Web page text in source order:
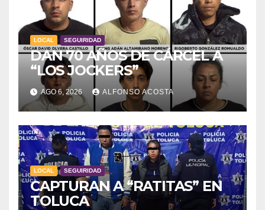
LOCAL SEGUIRIDAD
DAN 70 AÑOS DE CÁRCEL A
“LOS JOCKERS”
AGO 6, 2026 ALFONSO ACOSTA
LOCAL SEGUIRIDAD
CAPTURAN A “RATITAS” EN
TOLUCA